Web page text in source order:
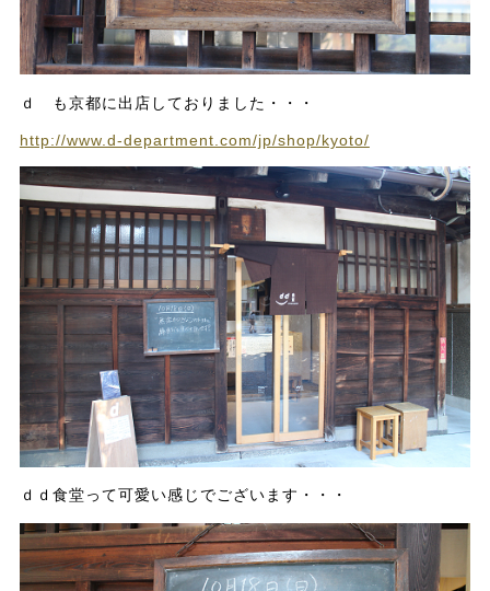
ｄ も京都に出店しておりました・・・
http://www.d-department.com/jp/shop/kyoto/
ｄｄ食堂って可愛い感じでございます・・・